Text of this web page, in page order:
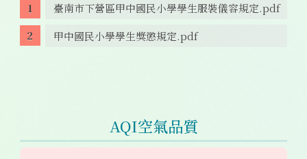
臺南市下營區甲中國民小學學生服裝儀容規定.pdf
甲中國民小學學生獎懲規定.pdf
AQI空氣品質